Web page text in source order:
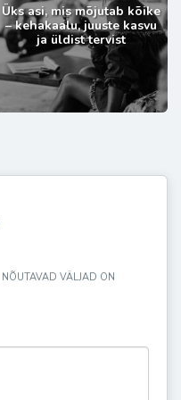
Üks asi, mis mõjutab kõike
– kehakaalu, juuste kasvu
ja üldist tervist
NÕUTAVAD VÄLJAD ON